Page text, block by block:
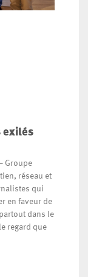
exilés
Groupe
réseau et
qui
en faveur de
dans le
regard que